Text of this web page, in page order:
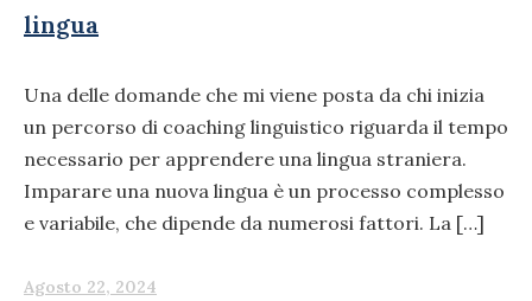
lingua
Una delle domande che mi viene posta da chi inizia
un percorso di coaching linguistico riguarda il tempo
necessario per apprendere una lingua straniera.
Imparare una nuova lingua è un processo complesso
e variabile, che dipende da numerosi fattori. La […]
Agosto 22, 2024